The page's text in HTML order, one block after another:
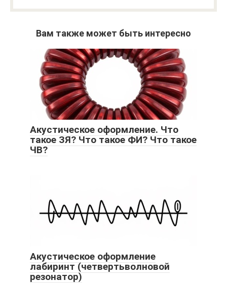
Вам также может быть интересно
Акустическое оформление. Что
такое ЗЯ? Что такое ФИ? Что такое
ЧВ?
Акустическое оформление
лабиринт (четвертьволновой
резонатор)